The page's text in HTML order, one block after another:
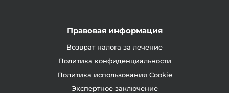
Правовая информация
Возврат налога за лечение
Политика конфиденциальности
Политика использования Cookie
Экспертное заключение